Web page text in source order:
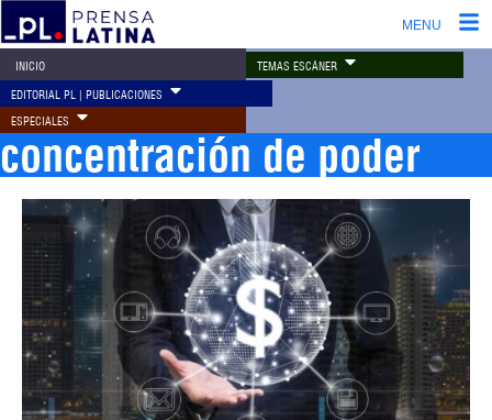
MENU
INICIO TEMAS ESCÁNER
EDITORIAL PL | PUBLICACIONES
ESPECIALES
concentración de poder